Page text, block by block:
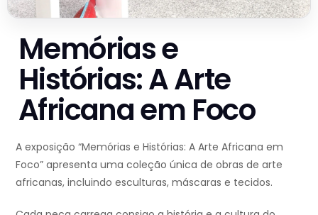
Memórias e
Histórias: A Arte
Africana em Foco
A exposição “Memórias e Histórias: A Arte Africana em
Foco” apresenta uma coleção única de obras de arte
africanas, incluindo esculturas, máscaras e tecidos.